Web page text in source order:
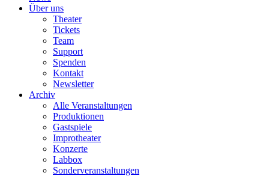
Über uns
Theater
Tickets
Team
Support
Spenden
Kontakt
Newsletter
Archiv
Alle Veranstaltungen
Produktionen
Gastspiele
Improtheater
Konzerte
Labbox
Sonderveranstaltungen